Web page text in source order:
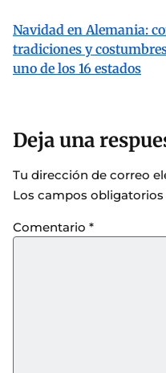
Navidad en Alemania:
tradiciones y
uno de los 16 estados
Deja una
Tu dirección de correo
Los campos
Comentario *